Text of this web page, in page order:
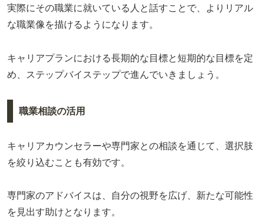
実際にその職業に就いている人と話すことで、よりリアル
な職業像を描けるようになります。
キャリアプランにおける長期的な目標と短期的な目標を定
め、ステップバイステップで進んでいきましょう。
職業相談の活用
キャリアカウンセラーや専門家との相談を通じて、選択肢
を絞り込むことも有効です。
専門家のアドバイスは、自分の視野を広げ、新たな可能性
を見出す助けとなります。